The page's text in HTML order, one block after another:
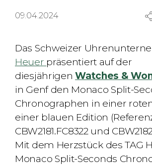
09.04.2024
Das Schweizer
Heuer präsentiertauf der
diesjährigenWatches &
in Genf den Monaco Split-
Chronographen in einer
einer blauen Edition
CBW2181.FC8322 und
Mit dem Herzstück des TAG
Monaco Split-Seconds